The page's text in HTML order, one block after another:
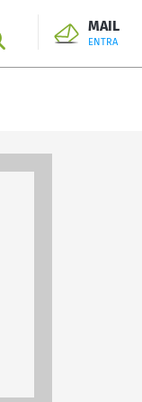
SEARCH
MAIL
ENTRA